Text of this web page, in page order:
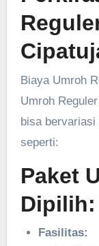
Biaya Umroh Reguler Murah Cipatujah – Biaya
Umroh
bisa bervariasi
seperti:
Paket
Dipilih:
Fasilitas: